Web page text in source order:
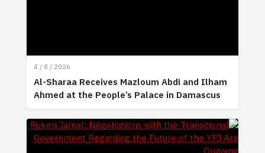
4 / 8 / 2026
Al-Sharaa Receives Mazloum Abdi and Ilham
Ahmed at the People’s Palace in Damascus